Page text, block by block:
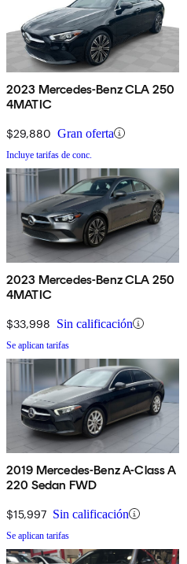
2023 Mercedes-Benz CLA 250
4MATIC
$29,880 Gran oferta
Incluye tarifas de conc.
2023 Mercedes-Benz CLA 250
4MATIC
$33,998 Sin calificación
Se aplican tarifas
2019 Mercedes-Benz A-Class A
220 Sedan FWD
$15,997 Sin calificación
Se aplican tarifas